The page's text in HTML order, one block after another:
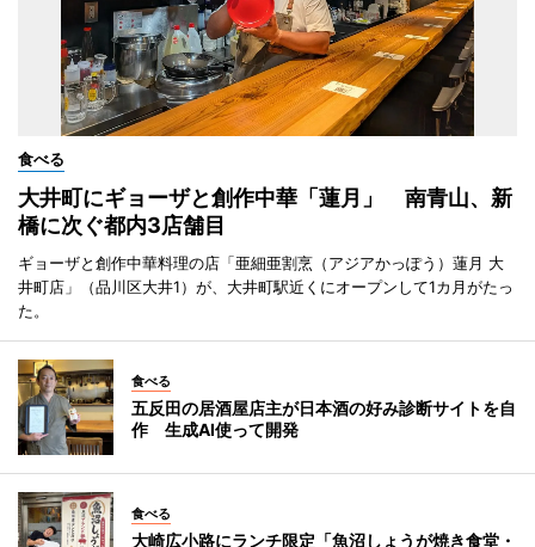
食べる
大井町にギョーザと創作中華「蓮月」 南青山、新
橋に次ぐ都内3店舗目
ギョーザと創作中華料理の店「亜細亜割烹（アジアかっぽう）蓮月 大
井町店」（品川区大井1）が、大井町駅近くにオープンして1カ月がたっ
た。
食べる
五反田の居酒屋店主が日本酒の好み診断サイトを自
作 生成AI使って開発
食べる
大崎広小路にランチ限定「魚沼しょうが焼き食堂・